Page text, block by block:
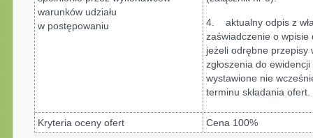
warunków udziału
w postępowaniu
4. aktualny odpis z
zaświadczenie o wpisie
jeżeli odrębne przepisy
zgłoszenia do
wystawione nie
terminu składania ofert.
Kryteria oceny ofert Cena 100%